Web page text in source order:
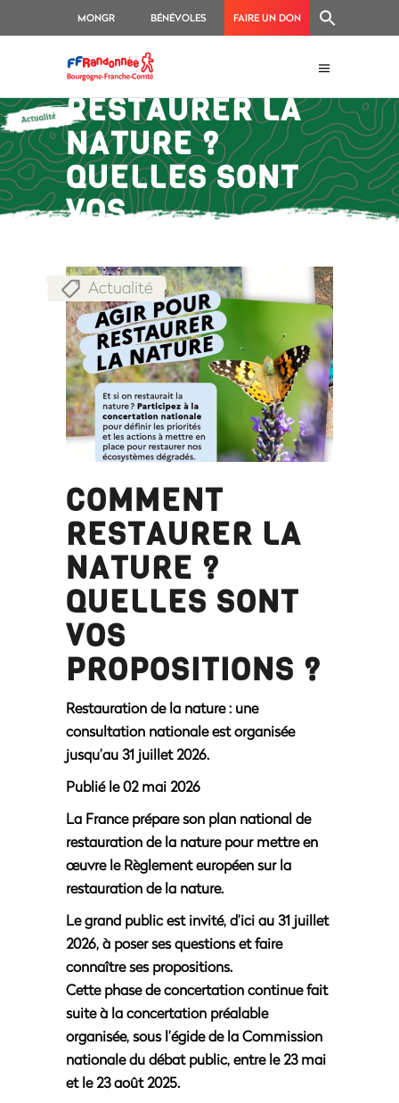
MONGR BÉNÉVOLES FAIRE UN DON
COMMENT
RESTAURER LA
NATURE ?
QUELLES SONT
VOS
Actualité
COMMENT
RESTAURER LA
NATURE ?
QUELLES SONT
VOS
PROPOSITIONS ?
Restauration de la nature : une
consultation nationale est organisée
jusqu’au 31 juillet 2026.
Publié le 02 mai 2026
La France prépare son plan national de
restauration de la naturepour mettre en
œuvre le Règlement européen sur la
restauration de la nature.
Le grand public est invité, d’ici au 31 juillet
2026, à poser ses questions et faire
connaître ses propositions.
Cette phase de concertation continue fait
suite à la concertation préalable
organisée, sous l’égide de la Commission
nationale du débat public, entrele 23 mai
et le 23 août 2025.